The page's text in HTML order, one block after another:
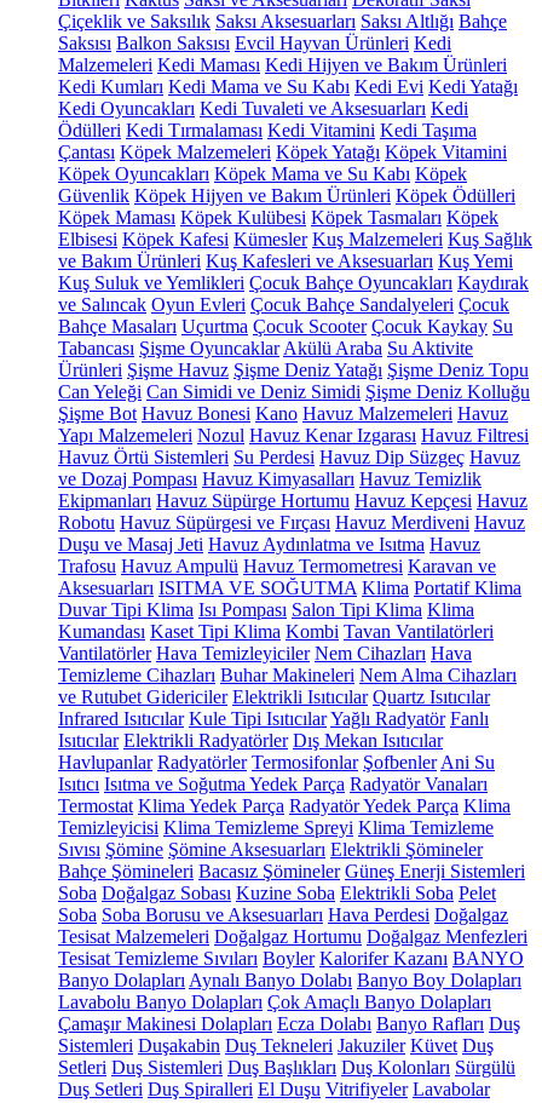
Çiçeklik ve Saksılık Saksı Aksesuarları Saksı Altlığı Bahçe
Saksısı Balkon Saksısı Evcil Hayvan Ürünleri Kedi
Malzemeleri Kedi Maması Kedi Hijyen ve Bakım Ürünleri
Kedi Kumları Kedi Mama ve Su Kabı Kedi Evi Kedi Yatağı
Kedi Oyuncakları Kedi Tuvaleti ve Aksesuarları Kedi
Ödülleri Kedi Tırmalaması Kedi Vitamini Kedi Taşıma
Çantası Köpek Malzemeleri Köpek Yatağı Köpek Vitamini
Köpek Oyuncakları Köpek Mama ve Su Kabı Köpek
Güvenlik Köpek Hijyen ve Bakım Ürünleri Köpek Ödülleri
Köpek Maması Köpek Kulübesi Köpek Tasmaları Köpek
Elbisesi Köpek Kafesi Kümesler Kuş Malzemeleri Kuş Sağlık
ve Bakım Ürünleri Kuş Kafesleri ve Aksesuarları Kuş Yemi
Kuş Suluk ve Yemlikleri Çocuk Bahçe Oyuncakları Kaydırak
ve Salıncak Oyun Evleri Çocuk Bahçe Sandalyeleri Çocuk
Bahçe Masaları Uçurtma Çocuk Scooter Çocuk Kaykay Su
Tabancası Şişme Oyuncaklar Akülü Araba Su Aktivite
Ürünleri Şişme Havuz Şişme Deniz Yatağı Şişme Deniz Topu
Can Yeleği Can Simidi ve Deniz Simidi Şişme Deniz Kolluğu
Şişme Bot Havuz Bonesi Kano Havuz Malzemeleri Havuz
Yapı Malzemeleri Nozul Havuz Kenar Izgarası Havuz Filtresi
Havuz Örtü Sistemleri Su Perdesi Havuz Dip Süzgeç Havuz
ve Dozaj Pompası Havuz Kimyasalları Havuz Temizlik
Ekipmanları Havuz Süpürge Hortumu Havuz Kepçesi Havuz
Robotu Havuz Süpürgesi ve Fırçası Havuz Merdiveni Havuz
Duşu ve Masaj Jeti Havuz Aydınlatma ve Isıtma Havuz
Trafosu Havuz Ampulü Havuz Termometresi Karavan ve
Aksesuarları ISITMA VE SOĞUTMA Klima Portatif Klima
Duvar Tipi Klima Isı Pompası Salon Tipi Klima Klima
Kumandası Kaset Tipi Klima Kombi Tavan Vantilatörleri
Vantilatörler Hava Temizleyiciler Nem Cihazları Hava
Temizleme Cihazları Buhar Makineleri Nem Alma Cihazları
ve Rutubet Gidericiler Elektrikli Isıtıcılar Quartz Isıtıcılar
Infrared Isıtıcılar Kule Tipi IsıtıcılarYağlı Radyatör Fanlı
Isıtıcılar Elektrikli Radyatörler Dış Mekan Isıtıcılar
Havlupanlar Radyatörler Termosifonlar Şofbenler Ani Su
Isıtıcı Isıtma ve Soğutma Yedek Parça Radyatör Vanaları
Termostat Klima Yedek Parça Radyatör Yedek Parça Klima
Temizleyicisi Klima Temizleme Spreyi Klima Temizleme
Sıvısı Şömine Şömine Aksesuarları Elektrikli Şömineler
Bahçe Şömineleri Bacasız Şömineler Güneş Enerji Sistemleri
Soba Doğalgaz Sobası Kuzine Soba Elektrikli Soba Pelet
Soba Soba Borusu ve Aksesuarları Hava Perdesi Doğalgaz
Tesisat Malzemeleri Doğalgaz Hortumu Doğalgaz Menfezleri
Tesisat Temizleme Sıvıları Boyler Kalorifer Kazanı BANYO
Banyo Dolapları Aynalı Banyo Dolabı Banyo Boy Dolapları
Lavabolu Banyo Dolapları Çok Amaçlı Banyo Dolapları
Çamaşır Makinesi Dolapları Ecza Dolabı Banyo Rafları Duş
Sistemleri Duşakabin Duş Tekneleri Jakuziler Küvet Duş
Setleri Duş Sistemleri Duş Başlıkları Duş Kolonları Sürgülü
Duş Setleri Duş Spiralleri El Duşu Vitrifiyeler Lavabolar